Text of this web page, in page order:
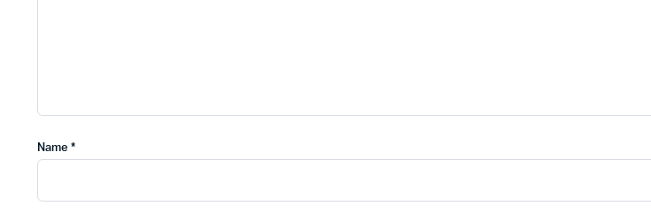
Name *